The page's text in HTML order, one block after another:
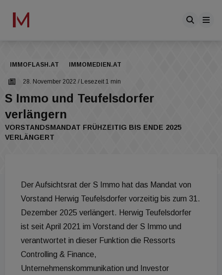
IMMOFLASH.AT IMMOMEDIEN.AT
28. November 2022 / Lesezeit 1 min
S Immo und Teufelsdorfer
verlängern
VORSTANDSMANDAT FRÜHZEITIG BIS ENDE 2025
VERLÄNGERT
Der Aufsichtsrat der S Immo hat das Mandat von
Vorstand Herwig Teufelsdorfer vorzeitig bis zum 31.
Dezember 2025 verlängert. Herwig Teufelsdorfer
ist seit April 2021 im Vorstand der S Immo und
verantwortet in dieser Funktion die Ressorts
Controlling & Finance,
Unternehmenskommunikation und Investor